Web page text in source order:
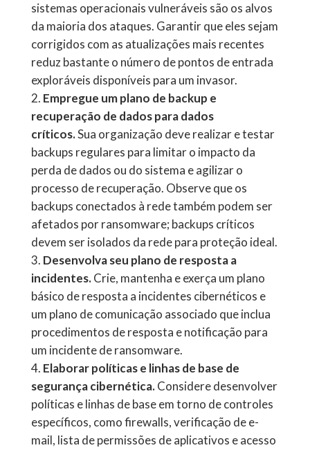
sistemas operacionais vulneráveis ​​são os alvos
da maioria dos ataques. Garantir que eles sejam
corrigidos com as atualizações mais recentes
reduz bastante o número de pontos de entrada
exploráveis ​​disponíveis para um invasor.
Empregue um plano de backup e
recuperação de dados para dados
críticos.Sua organização deve realizar e testar
backups regulares para limitar o impacto da
perda de dados ou do sistema e agilizar o
processo de recuperação. Observe que os
backups conectados à rede também podem ser
afetados por ransomware; backups críticos
devem ser isolados da rede para proteção ideal.
Desenvolva seu plano de resposta a
incidentes.Crie, mantenha e exerça um plano
básico de resposta a incidentes cibernéticos e
um plano de comunicação associado que inclua
procedimentos de resposta e notificação para
um incidente de ransomware.
Elaborar políticas e linhas de base de
segurança cibernética.Considere desenvolver
políticas e linhas de base em torno de controles
específicos, como firewalls, verificação de e-
mail, lista de permissões de aplicativos e acesso